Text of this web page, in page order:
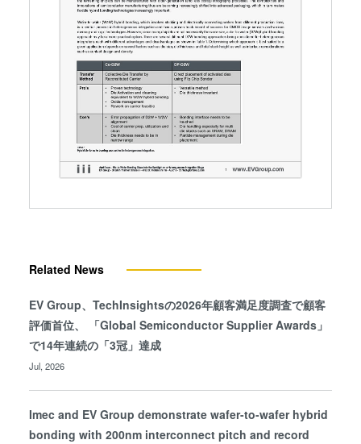
Related News
EV Group、TechInsightsの2026年顧客満足度調査で顧客
評価首位、 「Global Semiconductor Supplier Awards」
で14年連続の「3冠」達成
Jul, 2026
Imec and EV Group demonstrate wafer-to-wafer hybrid
bonding with 200nm interconnect pitch and record